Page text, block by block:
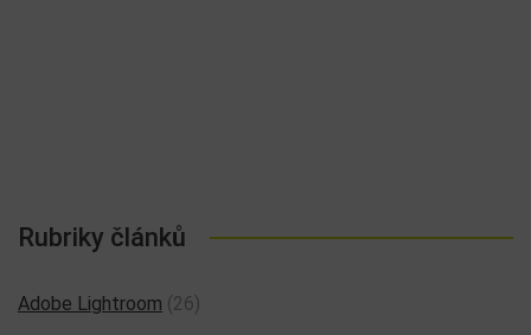
Rubriky článků
Adobe Lightroom (26)